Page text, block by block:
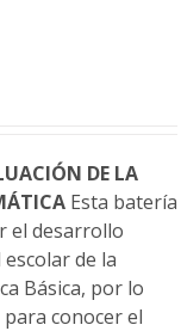
DE LA
Esta batería
el desarrollo
de la
Básica, por lo
conocer el